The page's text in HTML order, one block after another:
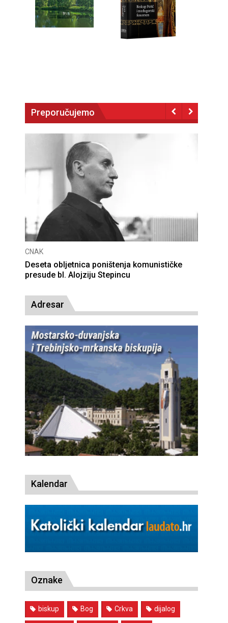
Preporučujemo
CNAK
Deseta obljetnica poništenja komunističke
presude bl. Alojziju Stepincu
Adresar
Kalendar
Oznake
biskup Bog Crkva dijalog